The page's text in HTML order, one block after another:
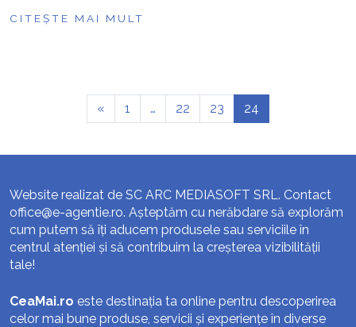
CITEȘTE MAI MULT
« 1 … 22 23 24
Website realizat de SC ARC MEDIASOFT SRL. Contact
office@e-agentie.ro. Așteptăm cu nerăbdare să explorăm
cum putem să îți aducem produsele sau serviciile în
centrul atenției și să contribuim la creșterea vizibilității
tale!
CeaMai.ro este destinația ta online pentru descoperirea
celor mai bune produse, servicii și experiențe în diverse